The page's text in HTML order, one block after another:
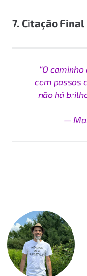
7. Citação
“O
com passos
não há
—